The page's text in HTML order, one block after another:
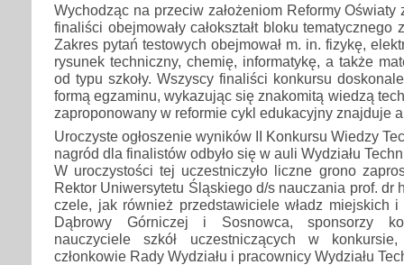
Wychodząc na przeciw założeniom Reformy
finaliści obejmowały całokształt bloku tematycznego
Zakres pytań testowych obejmował m. in. fizykę,
rysunek techniczny, chemię, informatykę, a także
od typu szkoły. Wszyscy finaliści konkursu
formą egzaminu, wykazując się znakomitą wiedzą
zaproponowany w reformie cykl edukacyjny znajduje
Uroczyste ogłoszenie wyników II Konkursu Wiedzy
nagród dla finalistów odbyło się w auli Wydziału
W uroczystości tej uczestniczyło liczne grono
Rektor Uniwersytetu Śląskiego d/s nauczania prof. dr
czele, jak również przedstawiciele władz miejskich
Dąbrowy Górniczej i Sosnowca, sponsorzy
nauczyciele szkół uczestniczących w
członkowie Rady Wydziału i pracownicy Wydziału